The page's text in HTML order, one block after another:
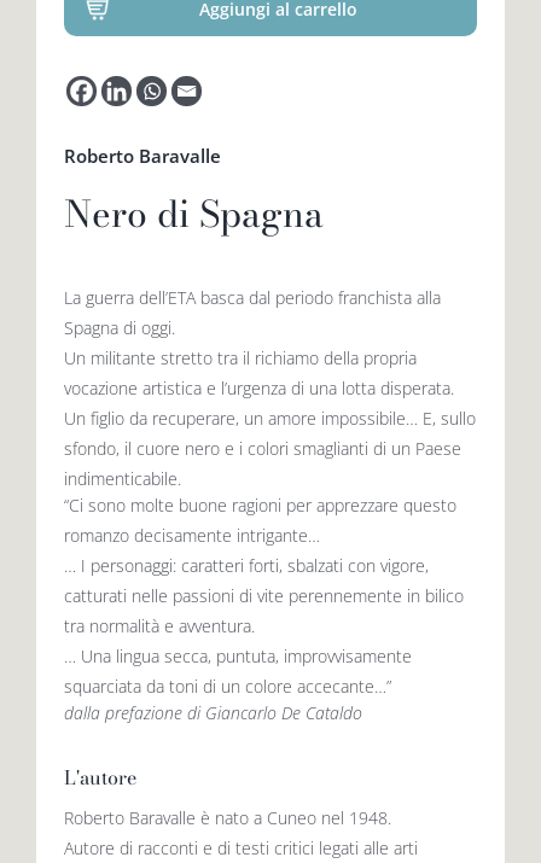
i fuori collana Aggiungi al carrello
Roberto Baravalle
Nero di Spagna
La guerra dell’ETA basca dal periodo franchista alla
Spagna di oggi.
Un militante stretto tra il richiamo della propria
vocazione artistica e l’urgenza di una lotta disperata.
Un figlio da recuperare, un amore impossibile… E, sullo
sfondo, il cuore nero e i colori smaglianti di un Paese
indimenticabile.
“Ci sono molte buone ragioni per apprezzare questo
romanzo decisamente intrigante…
… I personaggi: caratteri forti, sbalzati con vigore,
catturati nelle passioni di vite perennemente in bilico
tra normalità e avventura.
… Una lingua secca, puntuta, improvvisamente
squarciata da toni di un colore accecante…”
dalla prefazione di Giancarlo De Cataldo
L'autore
Roberto Baravalle è nato a Cuneo nel 1948.
Autore di racconti e di testi critici legati alle arti